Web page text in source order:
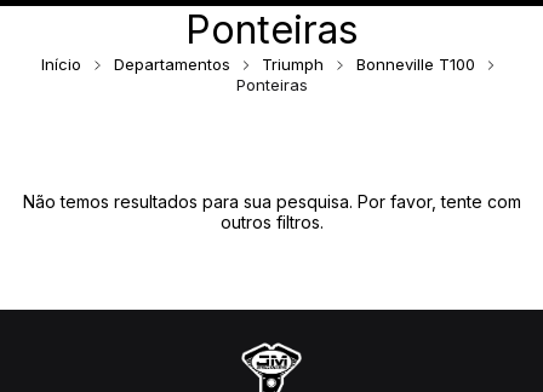
Ponteiras
Início Departamentos Triumph
Bonneville T100
Ponteiras
Não temos resultados para sua pesquisa. Por favor, tente com
outros filtros.